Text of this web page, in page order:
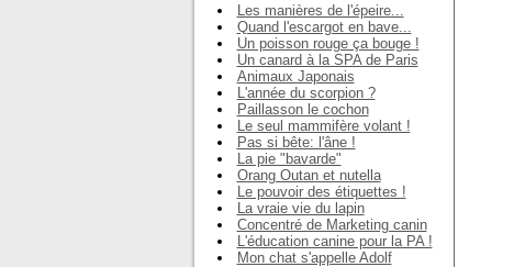
Les manières de l'épeire...
Quand l'escargot en bave...
Un poisson rouge ça bouge !
Un canard à la SPA de Paris
Animaux Japonais
L'année du scorpion ?
Paillasson le cochon
Le seul mammifère volant !
Pas si bête: l'âne !
La pie "bavarde"
Orang Outan et nutella
Le pouvoir des étiquettes !
La vraie vie du lapin
Concentré de Marketing canin
L'éducation canine pour la PA !
Mon chat s'appelle Adolf